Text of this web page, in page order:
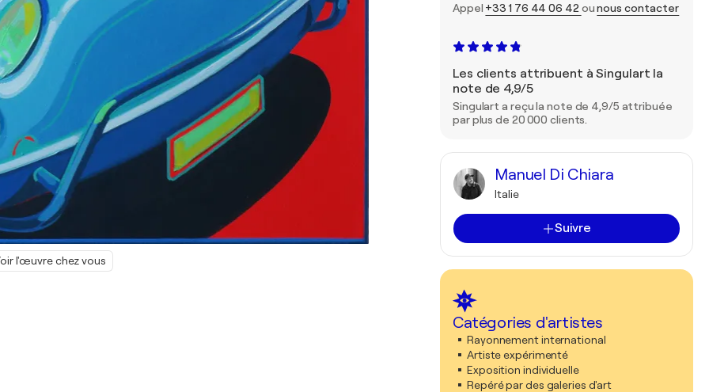
l'œuvre chez vous
Appel +33 1 76 44 06 42 ounous contacter
Les clients attribuent à Singulart la
note de 4,9/5
Singulart a reçu la note de 4,9/5 attribuée
par plus de 20 000 clients.
Manuel Di Chiara
Italie
Suivre
Catégories d'artistes
Rayonnement international
Artiste expérimenté
Exposition individuelle
Repéré par des galeries d'art